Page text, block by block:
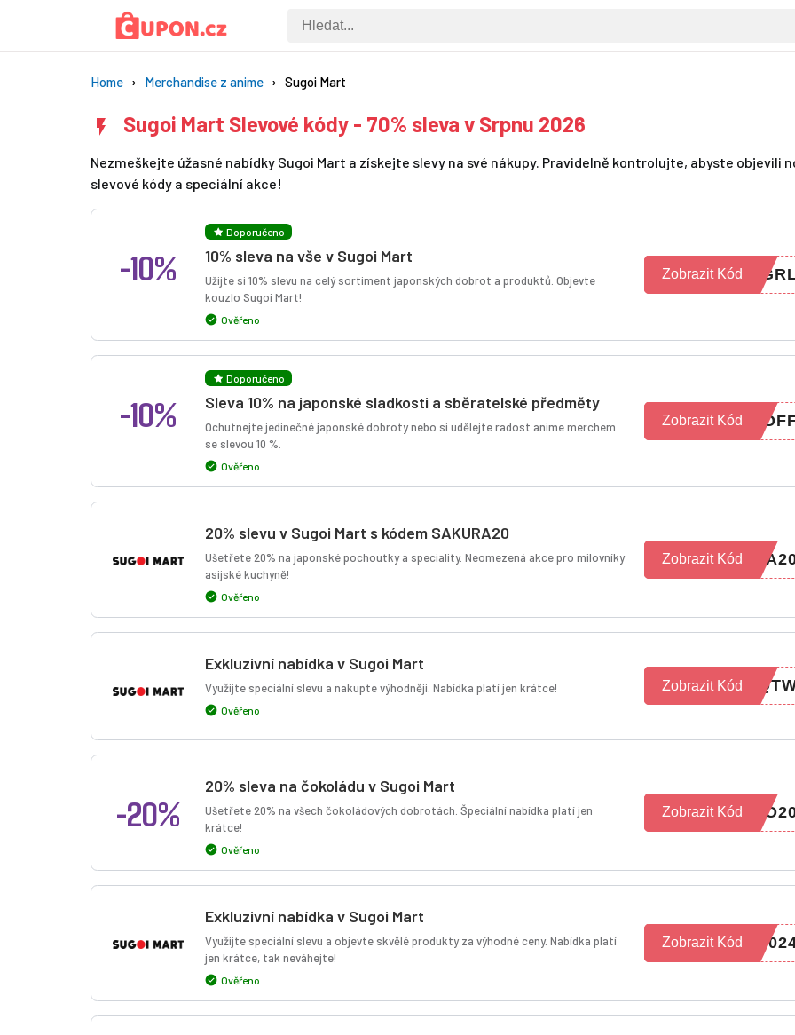
Home Merchandise z anime Sugoi Mart
Sugoi Mart Slevové kódy - 70% sleva v Srpnu 2026
Nezmeškejte úžasné nabídky Sugoi Mart a získejte slevy na své nákupy. Pravidelně kontrolujte, abyste objevili
slevové kódy a speciální akce!
-10%
Doporučeno
10% sleva na vše v Sugoi Mart
Užijte si 10% slevu na celý sortiment japonských dobrot a produktů. Objevte
kouzlo Sugoi Mart!
Ověřeno
Zobrazit Kód
-10%
Doporučeno
Sleva 10% na japonské sladkosti a sběratelské předměty
Ochutnejte jedinečné japonské dobroty nebo si udělejte radost anime merchem
se slevou 10 %.
Ověřeno
Zobrazit Kód
20% slevu v Sugoi Mart s kódem SAKURA20
Ušetřete 20% na japonské pochoutky a speciality. Neomezená akce pro milovníky
asijské kuchyně!
Ověřeno
Zobrazit Kód
Exkluzivní nabídka v Sugoi Mart
Využijte speciální slevu a nakupte výhodněji. Nabídka platí jen krátce!
Ověřeno
Zobrazit Kód
-20%
20% sleva na čokoládu v Sugoi Mart
Ušetřete 20% na všech čokoládových dobrotách. Špeciální nabídka platí jen
krátce!
Ověřeno
Zobrazit Kód
Exkluzivní nabídka v Sugoi Mart
Využijte speciální slevu a objevte skvělé produkty za výhodné ceny. Nabídka platí
jen krátce, tak neváhejte!
Ověřeno
Zobrazit Kód